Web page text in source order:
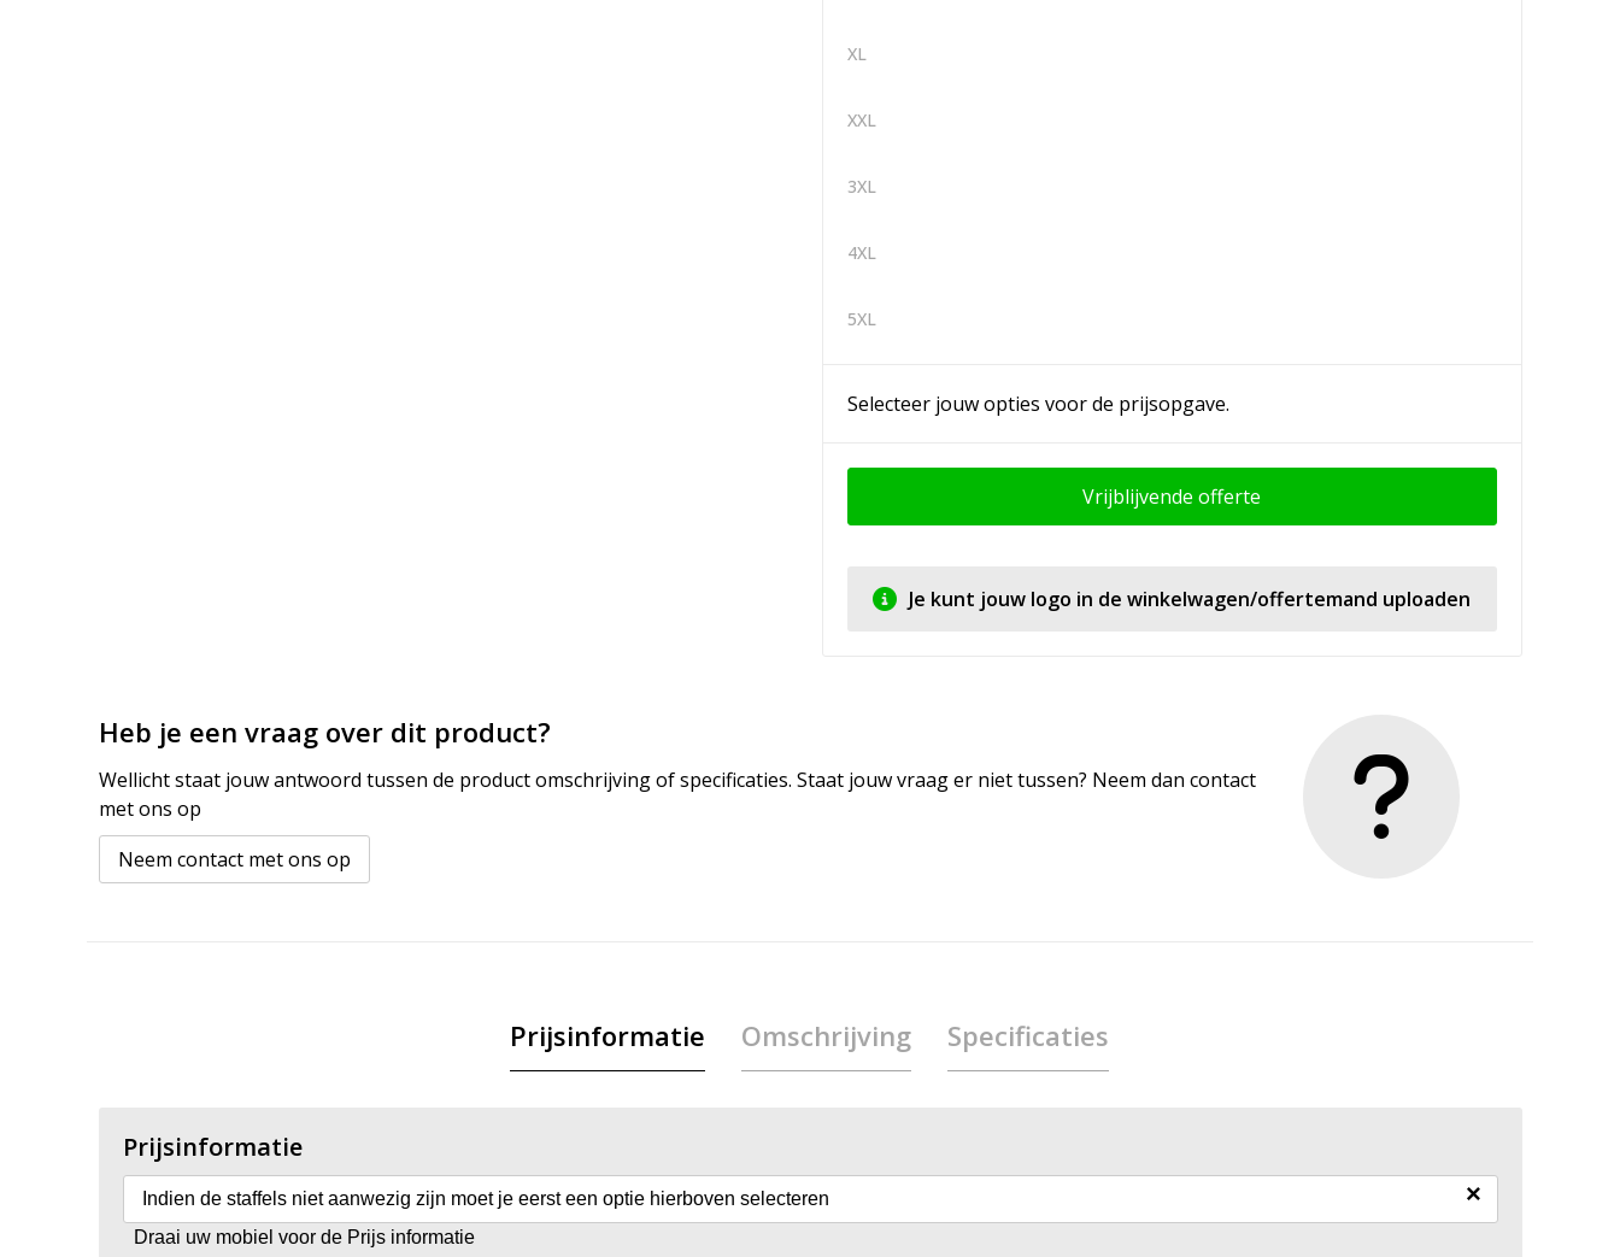
XL
XXL
3XL
4XL
5XL
Selecteer jouw opties voor de prijsopgave.
Vrijblijvende offerte
Je kunt jouw logo in de winkelwagen/offertemand uploaden
Heb je een vraag over dit product?
Wellicht staat jouw antwoord tussen de product omschrijving of specificaties. Staat jouw vraag er niet tussen? Neem dan contact
met ons op
Neem contact met ons op
Prijsinformatie Omschrijving Specificaties
Prijsinformatie
Indien de staffels niet aanwezig zijn moet je eerst een optie hierboven selecteren ×
Draai uw mobiel voor de Prijs informatie